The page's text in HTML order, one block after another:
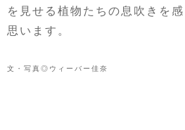
を見せる植物たちの息吹きを
思います。
文・写真◎ウィーバー佳奈